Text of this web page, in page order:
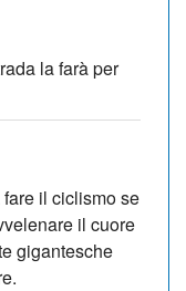
la farà per
il ciclismo se
il cuore
gigantesche